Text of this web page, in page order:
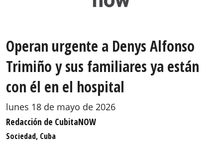
Operan urgente a Denys Alfonso
Trimiño y sus familiares ya están
con él en el hospital
lunes 18 de mayo de 2026
Redacción de CubitaNOW
Sociedad, Cuba